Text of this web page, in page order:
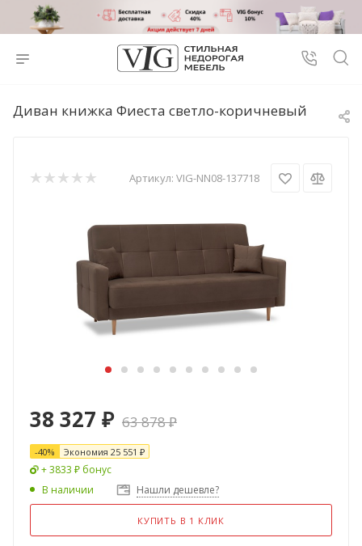
Диван книжка Фиеста светло-коричневый
Артикул: VIG-NN08-137718
38 327 ₽ 63 878₽
-40% Экономия 25 551 ₽
+ 3833 ₽ бонус
В наличии
Нашли дешевле?
КУПИТЬ В 1 КЛИК